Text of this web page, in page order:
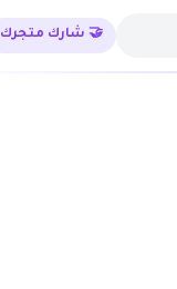
🤝 شارك متجرك